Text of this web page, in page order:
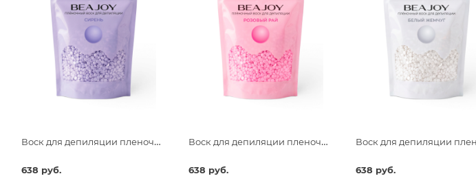
Воск для депиляции пленочный Beajoy Сирень 750гр
638 руб.
Воск для депиляции пленочный Beajoy Розовый Рай 750гр
638 руб. 638 руб.